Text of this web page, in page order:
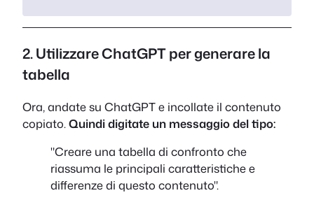
2. Utilizzare ChatGPT per generare la
tabella
Ora, andate su ChatGPT e incollate il contenuto
copiato.Quindi digitate un messaggio del tipo:
"Creare una tabella di confronto che
riassuma le principali caratteristiche e
differenze di questo contenuto".